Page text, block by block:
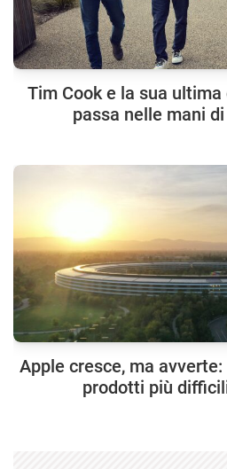
Tim Cook e la sua ultima
passa nelle mani
Apple cresce, ma
prodotti più